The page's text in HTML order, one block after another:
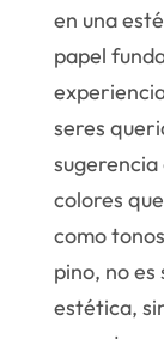
en una
papel
seres
colores
como
pino, no
estética,